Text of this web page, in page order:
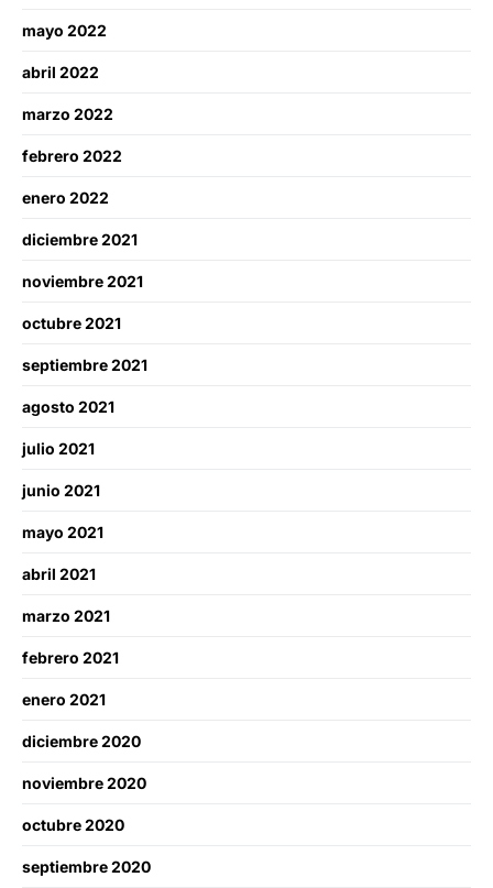
mayo 2022
abril 2022
marzo 2022
febrero 2022
enero 2022
diciembre 2021
noviembre 2021
octubre 2021
septiembre 2021
agosto 2021
julio 2021
junio 2021
mayo 2021
abril 2021
marzo 2021
febrero 2021
enero 2021
diciembre 2020
noviembre 2020
octubre 2020
septiembre 2020